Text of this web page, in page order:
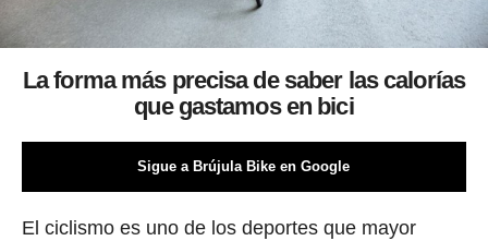
La forma más precisa de saber las calorías
que gastamos en bici
Sigue a Brújula Bike en Google
El ciclismo es uno de los deportes que mayor